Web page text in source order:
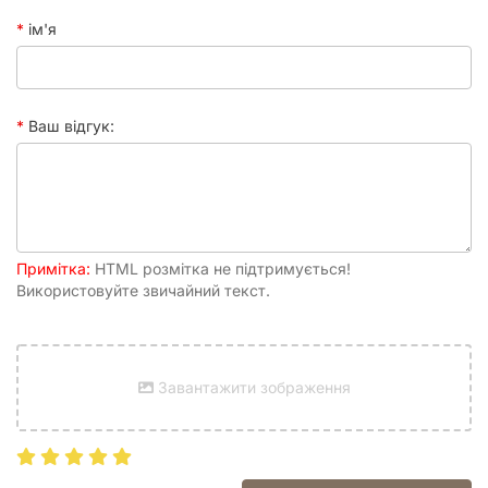
ім'я
Ваш відгук:
Примітка: HTML розмітка не підтримується!
Використовуйте звичайний текст.
Завантажити зображення